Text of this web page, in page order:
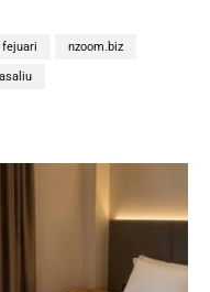
nzoom.biz